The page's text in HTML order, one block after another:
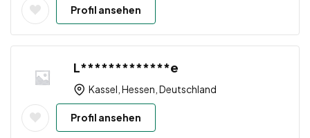
Profil ansehen
L*************e
Kassel, Hessen, Deutschland
Profil ansehen